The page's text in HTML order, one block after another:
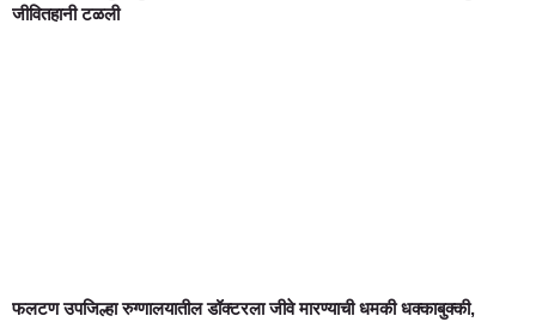
जीवितहानी टळली
फलटण उपजिल्हा रुग्णालयातील डॉक्टरला जीवे मारण्याची धमकी धक्काबुक्की,